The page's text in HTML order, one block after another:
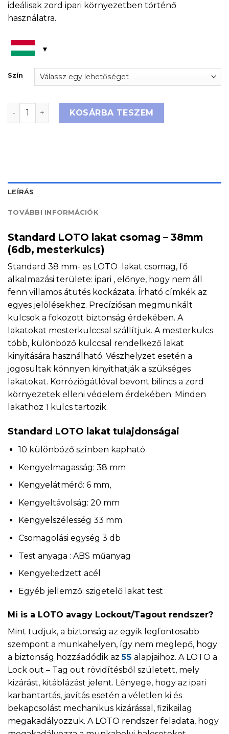
ideálisak zord ipari környezetben történő
használatra.
Szín
Standard LOTO lakat csomag - 38mm (3db,
KOSÁRBA TESZEM
LEÍRÁS
TOVÁBBI INFORMÁCIÓK
Standard LOTO lakat csomag – 38mm
(6db, mesterkulcs)
Standard 38 mm- es LOTO lakat csomag, fő
alkalmazási területe: ipari , előnye, hogy nem áll
fenn villamos átütés kockázata. Írható címkék az
egyes jelölésekhez. Precíziósan megmunkált
kulcsok a fokozott biztonság érdekében. A
lakatokat mesterkulccsal szállítjuk. A mesterkulcs
több, különböző kulccsal rendelkező lakat
kinyitására használható. Vészhelyzet esetén a
jogosultak könnyen kinyithatják a szükséges
lakatokat. Korróziógátlóval bevont bilincs a zord
környezetek elleni védelem érdekében. Minden
lakathoz 1 kulcs tartozik.
Standard LOTO lakat tulajdonságai
10 különböző színben kapható
Kengyelmagasság: 38 mm
Kengyelátmérő: 6 mm,
Kengyeltávolság: 20 mm
Kengyelszélesség 33 mm
Csomagolási egység 3 db
Test anyaga : ABS műanyag
Kengyel:edzett acél
Egyéb jellemző: szigetelő lakat test
Mi is a LOTO avagy Lockout/Tagout rendszer?
Mint tudjuk, a biztonság az egyik legfontosabb
szempont a munkahelyen, így nem meglepő, hogy
a biztonság hozzáadódik az5S alapjaihoz. A LOTO a
Lock out – Tag out rövidítésből született, mely
kizárást, kitáblázást jelent. Lényege, hogy az ipari
karbantartás, javítás esetén a véletlen ki és
bekapcsolást mechanikus kizárással, fizikailag
megakadályozzuk. A LOTO rendszer feladata, hogy